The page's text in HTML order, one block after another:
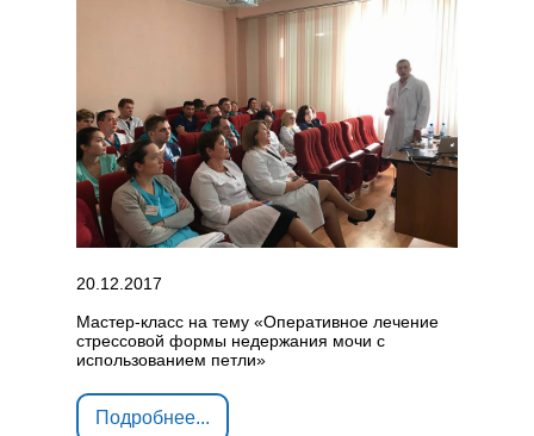
20.12.2017
Мастер-класс на тему «Оперативное лечение
стрессовой формы недержания мочи с
использованием петли»
Подробнее...